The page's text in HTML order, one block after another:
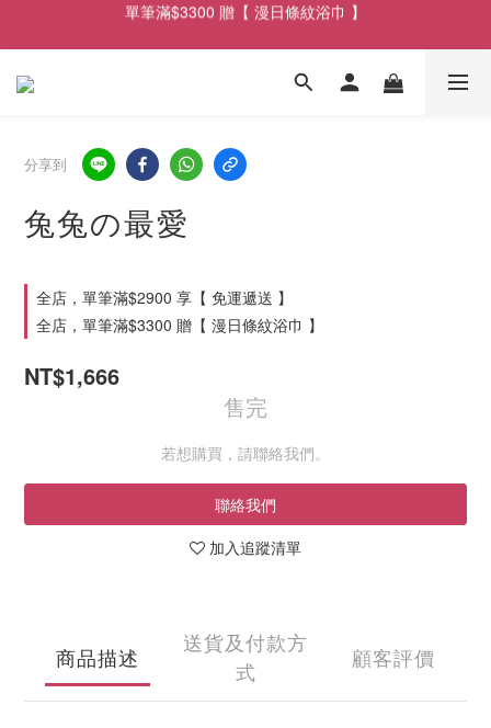
單筆滿$2900享【 免運遞送 】
單筆滿$2900享【 免運遞送 】
分享到
兔兔の最愛
全店，單筆滿$2900 享【 免運遞送 】
全店，單筆滿$3300 贈【 漫日條紋浴巾 】
NT$1,666
售完
若想購買，請聯絡我們。
聯絡我們
加入追蹤清單
商品描述
送貨及付款方
式
顧客評價